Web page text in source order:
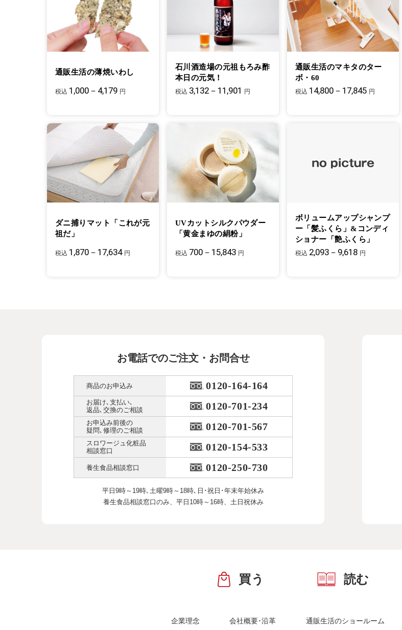
通販生活の薄焼いわし
税込 1,000－4,179 円
石川酒造場の元祖もろみ酢
本日の元気！
税込 3,132－11,901 円
通販生活のマキタのター
ボ・60
税込 14,800－17,845 円
ダニ捕りマット「これが元
祖だ」
税込 1,870－17,634 円
UVカットシルクパウダー
「黄金まゆの絹粉」
税込 700－15,843 円
ボリュームアップシャンプ
ー「髪ふくら」&コンディ
ショナー「艶ふくら」
税込 2,093－9,618 円
お電話でのご注文・お問合せ
商品のお申込み 0120-164-164
お届け､支払い､
返品､交換のご相談
0120-701-234
お申込み前後の
疑問､修理のご相談
0120-701-567
スロワージュ化粧品
相談窓口
0120-154-533
養生食品相談窓口 0120-250-730
平日9時～19時､土曜9時～18時､ 日･祝日･年末年始休み
養生食品相談窓口のみ、 平日10時～16時、土日祝休み
買う 読む
企業理念 会社概要･沿革 通販生活のショールーム